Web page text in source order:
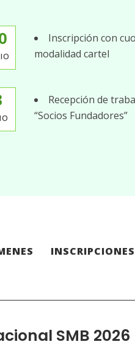
Inscripción con
modalidad cartel
Recepción de
“Socios Fundadores”
INSCRIPCIONES
SMB 2026